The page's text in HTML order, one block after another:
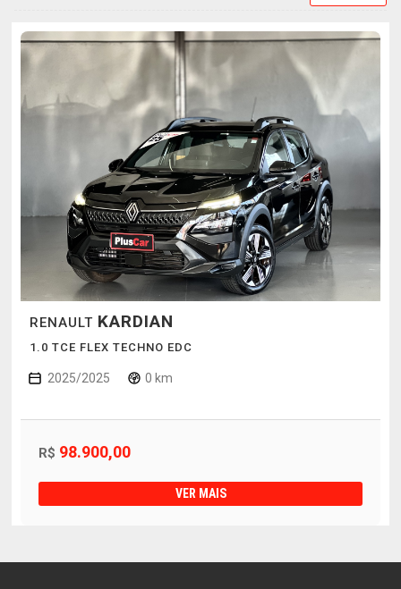
RENAULT KARDIAN
1.0 TCE FLEX TECHNO EDC
2025/2025 0 km
R$ 98.900,00
VER MAIS